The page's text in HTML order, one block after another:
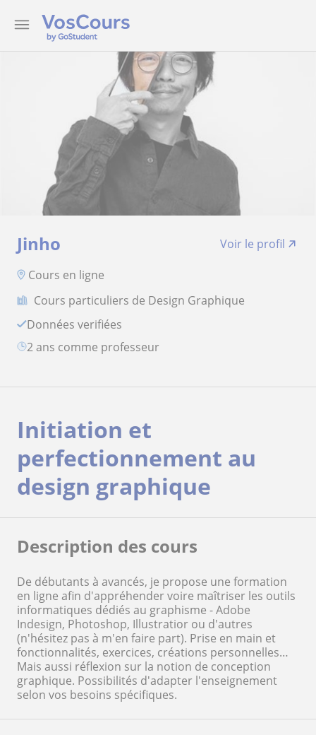
Jinho
Voir le profil
Cours en ligne
Cours particuliers de Design Graphique
Données verifiées
2 ans comme professeur
Initiation et
perfectionnement au
design graphique
Description des cours
De débutants à avancés, je propose une formation
en ligne afin d'appréhender voire maîtriser les outils
informatiques dédiés au graphisme - Adobe
Indesign, Photoshop, Illustratior ou d'autres
(n'hésitez pas à m'en faire part). Prise en main et
fonctionnalités, exercices, créations personnelles…
Mais aussi réflexion sur la notion de conception
graphique. Possibilités d'adapter l'enseignement
selon vos besoins spécifiques.